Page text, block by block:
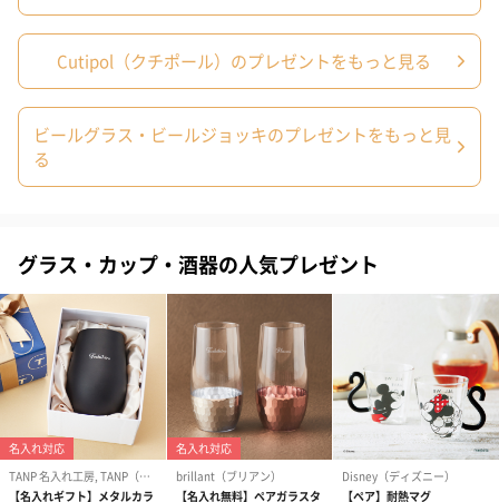
立てる人間工学に基づいて設計されています。
そのため細くて華奢な柄と程よい重さのバランスがよく手にフィ
ットします。
ポルトガルのカトラリー専門ブランド
1920年代から、デザインから制作まで全て自社で行っています。
伝統的な技術と職人によって1本1本丁寧に作られているのが特徴
です。
家族経営から始まったブランドであるにも関わらず、今や世界中
から愛されるブランドです。
Cutipol（クチポール）のプレゼントをもっと見る
ビールグラス・ビールジョッキのプレゼントをもっと見
る
グラス・カップ・酒器の人気プレゼント